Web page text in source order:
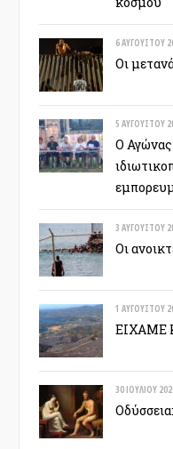
6 ΑΥΓΟΎΣΤΟΥ
Οι
5 ΑΥΓΟΎΣΤΟΥ
Ο Αγώνας
3 ΑΥΓΟΎΣΤΟΥ
Οι
1 ΑΥΓΟΎΣΤΟΥ
ΕΙΧΑΜΕ
30 ΙΟΥΛΊΟΥ